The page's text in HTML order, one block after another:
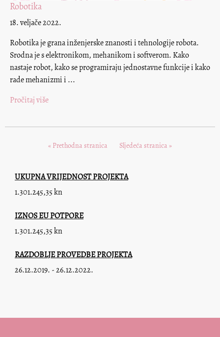
Robotika
18. veljače 2022.
Robotika je grana inženjerske znanosti i tehnologije robota.
Srodna je s elektronikom, mehanikom i softverom. Kako
nastaje robot, kako se programiraju jednostavne funkcije i kako
rade mehanizmi i ...
Pročitaj više
« Prethodna stranica Sljedeća stranica »
UKUPNA VRIJEDNOST PROJEKTA
1.301.245,35 kn
IZNOS EU POTPORE
1.301.245,35 kn
RAZDOBLJE PROVEDBE PROJEKTA
26.12.2019. - 26.12.2022.